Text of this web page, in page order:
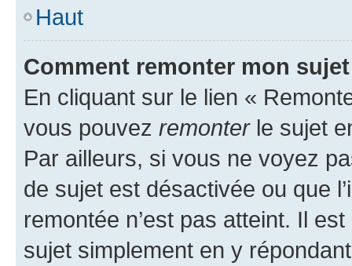
Haut
Comment remonter mon
En cliquant sur le lien «
vous pouvez remonterle sujet
Par ailleurs, si vous ne voyez
de sujet est désactivée ou que
remontée n’est pas atteint. Il
sujet simplement en y